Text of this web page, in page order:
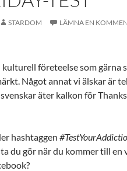
STARDOM LÄMNA EN
kulturell företeelse som gärna
Något annat vi älskar är
äter kalkon för
hashtaggen
du gör när du kommer till en